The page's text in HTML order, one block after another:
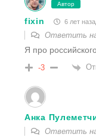
Автор
fixin 6 лет
Ответить
Я про
-3
Анка
Ответить